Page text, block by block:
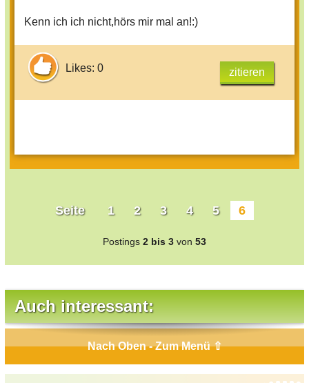
Kenn ich ich nicht,hörs mir mal an!:)
Likes: 0 zitieren
Seite 1 2 3 4 5 6
Postings 2 bis 3 von 53
Auch interessant:
Nach Oben - Zum Menü ⇧